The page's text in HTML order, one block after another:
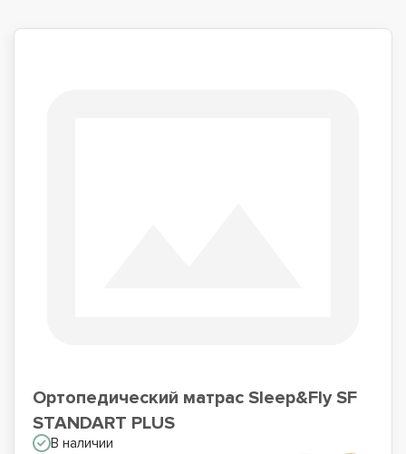
Ортопедический матрас Sleep&Fly SF
STANDART PLUS
В наличии